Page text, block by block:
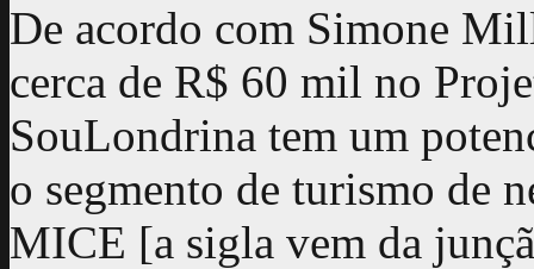
De acordo com Simone
cerca de R$ 60 mil no
SouLondrina tem um
o segmento de turismo de
MICE [a sigla vem da